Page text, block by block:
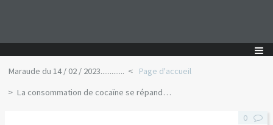
Maraude du 14 / 02 / 2023.............
Page d'accueil
La consommation de cocaïne se répand…
0